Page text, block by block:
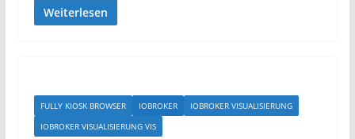
Weiterlesen
FULLY KIOSK BROWSER IOBROKER
IOBROKER VISUALISIERUNG
IOBROKER VISUALISIERUNG VIS